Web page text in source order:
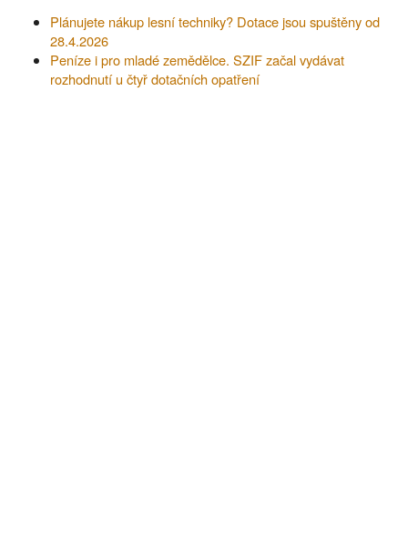
Plánujete nákup lesní techniky? Dotace jsou spuštěny od
28.4.2026
Peníze i pro mladé zemědělce. SZIF začal vydávat
rozhodnutí u čtyř dotačních opatření